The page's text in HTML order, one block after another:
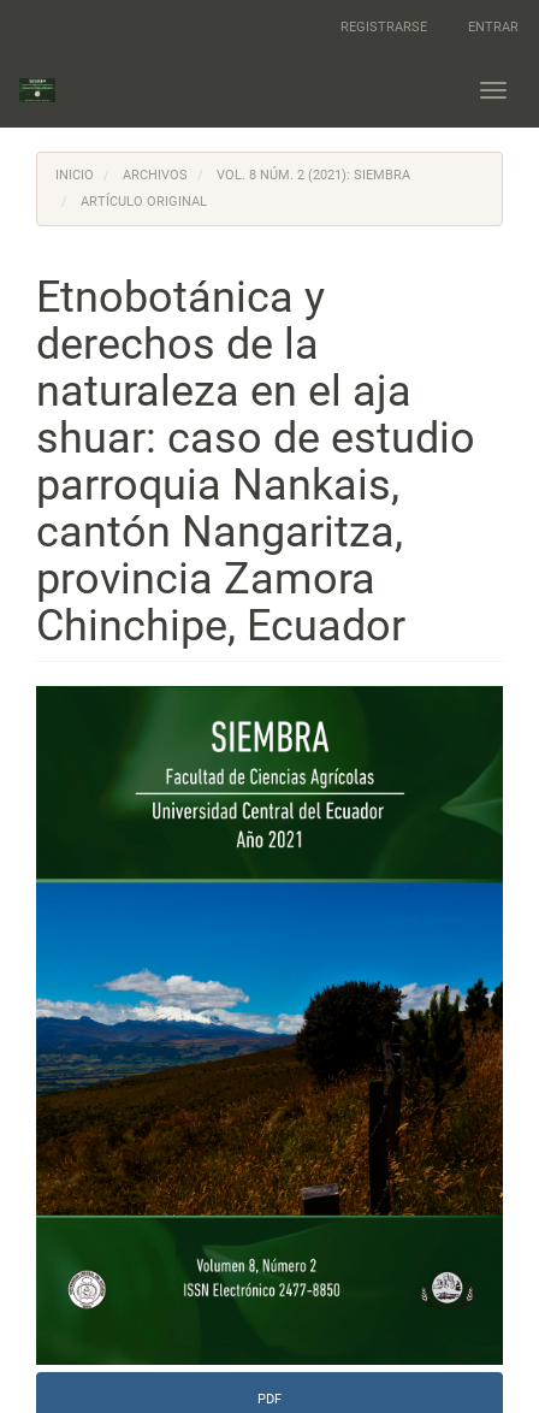
principal
Barra
lateral
REGISTRARSE ENTRAR
INICIO ARCHIVOS
VOL. 8 NÚM. 2 (2021): SIEMBRA
ARTÍCULO ORIGINAL
Etnobotánica y
derechos de la
naturaleza en el aja
shuar: caso de estudio
parroquia Nankais,
cantón Nangaritza,
provincia Zamora
Chinchipe, Ecuador
lateral
artículo
PDF